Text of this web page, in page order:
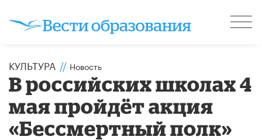
КУЛЬТУРА // Новость
В российских школах 4
мая пройдёт акция
«Бессмертный полк»